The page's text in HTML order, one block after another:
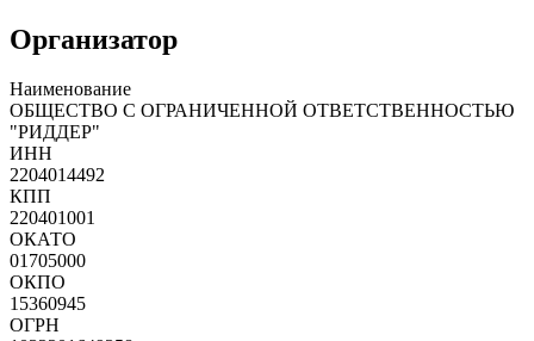
Организатор
Наименование
ОБЩЕСТВО С ОГРАНИЧЕННОЙ ОТВЕТСТВЕННОСТЬЮ
"РИДДЕР"
ИНН
2204014492
КПП
220401001
ОКАТО
01705000
ОКПО
15360945
ОГРН